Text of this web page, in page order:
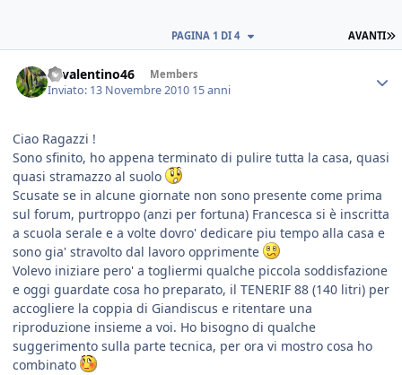
AVANTI
PAGINA 1 DI 4
46valentino46 Members
Inviato: 13 Novembre 2010 15 anni
Ciao Ragazzi !
Sono sfinito, ho appena terminato di pulire tutta la casa, quasi
quasi stramazzo al suolo
Scusate se in alcune giornate non sono presente come prima
sul forum, purtroppo (anzi per fortuna) Francesca si è inscritta
a scuola serale e a volte dovro' dedicare piu tempo alla casa e
sono gia' stravolto dal lavoro opprimente
Volevo iniziare pero' a togliermi qualche piccola soddisfazione
e oggi guardate cosa ho preparato, il TENERIF 88 (140 litri) per
accogliere la coppia di Giandiscus e ritentare una
riproduzione insieme a voi. Ho bisogno di qualche
suggerimento sulla parte tecnica, per ora vi mostro cosa ho
combinato